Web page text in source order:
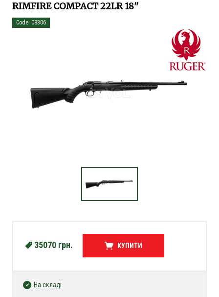
RIMFIRE COMPACT 22LR 18''
Code: 08306
35070 грн. КУПИТИ
На складі